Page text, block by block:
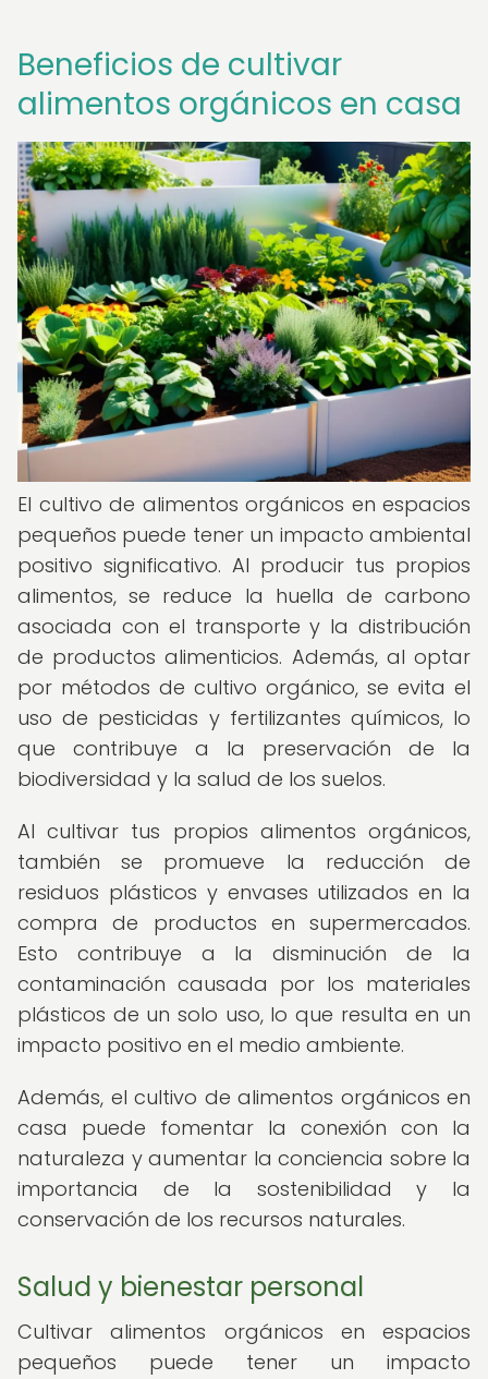
Beneficios de cultivar
alimentos orgánicos en casa
El cultivo de alimentos orgánicos en espacios
pequeños puede tener un impacto ambiental
positivo significativo. Al producir tus propios
alimentos, se reduce la huella de carbono
asociada con el transporte y la distribución
de productos alimenticios. Además, al optar
por métodos de cultivo orgánico, se evita el
uso de pesticidas y fertilizantes químicos, lo
que contribuye a la preservación de la
biodiversidad y la salud de los suelos.
Al cultivar tus propios alimentos orgánicos,
también se promueve la reducción de
residuos plásticos y envases utilizados en la
compra de productos en supermercados.
Esto contribuye a la disminución de la
contaminación causada por los materiales
plásticos de un solo uso, lo que resulta en un
impacto positivo en el medio ambiente.
Además, el cultivo de alimentos orgánicos en
casa puede fomentar la conexión con la
naturaleza y aumentar la conciencia sobre la
importancia de la sostenibilidad y la
conservación de los recursos naturales.
Salud y bienestar personal
Cultivar alimentos orgánicos en espacios
pequeños puede tener un impacto